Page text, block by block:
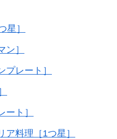
星］
ン］
プレート］
ート］
ア料理［1つ星］